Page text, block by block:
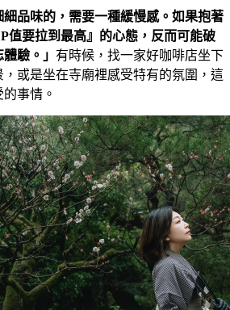
細品味的，需要一種緩慢感。如果抱著
值要拉到最高』的心態，反而可能破
驗。」 有時候，找一家好咖啡店坐下
或是坐在寺廟裡感受特有的氛圍，這
事情。